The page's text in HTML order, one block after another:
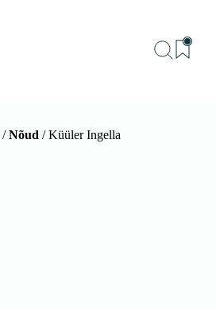
/Nõud / Küüler Ingella